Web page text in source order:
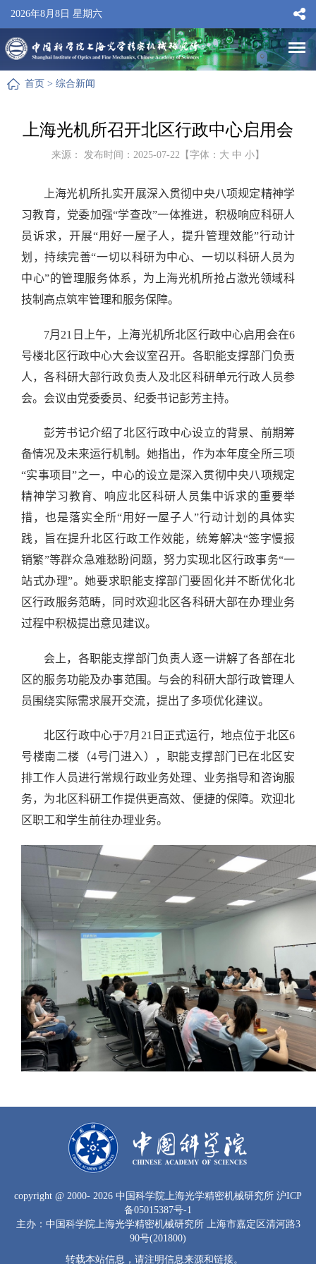
2026年8月8日 星期六
首页 > 综合新闻
上海光机所召开北区行政中心启用会
来源： 发布时间：2025-07-22【字体： 大 中 小 】
上海光机所扎实开展深入贯彻中央八项规定精神学
习教育，党委加强“学查改”一体推进，积极响应科研人
员诉求，开展“用好一屋子人，提升管理效能”行动计
划，持续完善“一切以科研为中心、一切以科研人员为
中心”的管理服务体系，为上海光机所抢占激光领域科
技制高点筑牢管理和服务保障。
7月 21 日上午，上海光机所北区行政中心启用会在6
号楼北区行政中心大会议室召开。各职能支撑部门负责
人，各科研大部行政负责人及北区科研单元行政人员参
会。会议由党委委员、纪委书记彭芳主持。
彭芳书记介绍了北区行政中心设立的背景、前期筹
备情况及未来运行机制。她指出，作为本年度全所三项
“实事项目”之一，中心的设立是深入贯彻中央八项规定
精神学习教育、响应北区科研人员集中诉求的重要举
措，也是落实全所“用好一屋子人”行动计划的具体实
践，旨在提升北区行政工作效能，统筹解决“签字慢报
销繁”等群众急难愁盼问题，努力实现北区行政事务“一
站式办理”。她要求职能支撑部门要固化并不断优化北
区行政服务范畴，同时欢迎北区各科研大部在办理业务
过程中积极提出意见建议。
会上，各职能支撑部门负责人逐一讲解了各部在北
区的服务功能及办事范围。与会的科研大部行政管理人
员围绕实际需求展开交流，提出了多项优化建议。
北区行政中心于7月 21 日正式运行，地点位于北区6
号楼南二楼（4号门进入），职能支撑部门已在北区安
排工作人员进行常规行政业务处理、业务指导和咨询服
务，为北区科研工作提供更高效、便捷的保障。欢迎北
区职工和学生前往办理业务。
copyright @ 2000- 2026 中国科学院上海光学精密机械研究所 沪ICP
备05015387号-1
主办：中国科学院上海光学精密机械研究所 上海市嘉定区清河路3
90号(201800)
转载本站信息，请注明信息来源和链接。